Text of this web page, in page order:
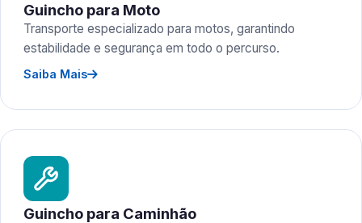
Guincho para Moto
Transporte especializado para motos, garantindo
estabilidade e segurança em todo o percurso.
Saiba Mais
Guincho para Caminhão